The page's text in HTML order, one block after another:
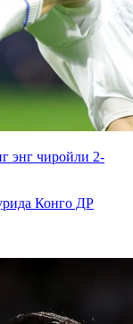
энг чиройли 2-
Конго ДР